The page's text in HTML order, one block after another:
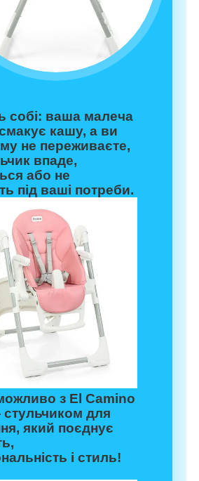
собі: ваша малеча
кашу, а ви
не переживаєте,
впаде,
або не
під ваші потреби.
з El Camino
для
який поєднує
і стиль!